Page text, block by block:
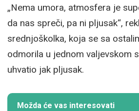
„Nema umora, atmosfera je
da nas spreči, pa ni pljusak“,
srednjoškolka, koja se sa
odmorila u jednom valjevskom
uhvatio jak pljusak.
Možda će vas interesovati